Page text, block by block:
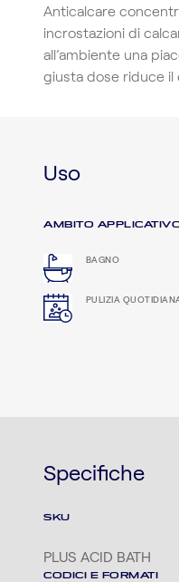
Anticalcare
incrostazioni di
all’ambiente una
giusta dose riduce il
Uso
AMBITO
BAGNO
PULIZIA
Specifiche
SKU
PLUS ACID BATH
CODICI E FORMATI